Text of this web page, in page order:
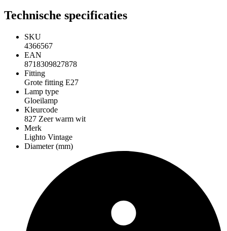
Technische specificaties
SKU
4366567
EAN
8718309827878
Fitting
Grote fitting E27
Lamp type
Gloeilamp
Kleurcode
827 Zeer warm wit
Merk
Lighto Vintage
Diameter (mm)